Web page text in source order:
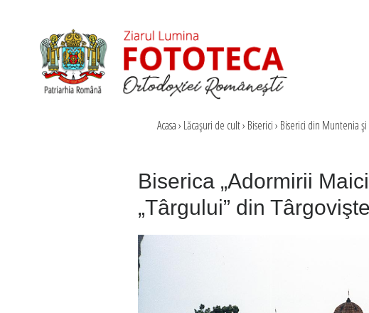
Acasa› Lăcaşuri de cult› Biserici› Biserici din Muntenia
Biserica „Adormirii
„Târgului” din Târgovişte